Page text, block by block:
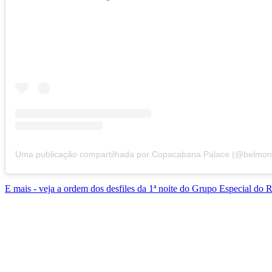
E mais - veja a ordem dos desfiles da 1ª noite do Grupo Especial do